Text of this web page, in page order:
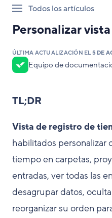
Todos los artículos
Personalizar
ÚLTIMA ACTUALIZACIÓN EL 5 DE
Equipo de
TL;DR
Vista de registro de
habilitados personalizar
tiempo en carpetas,
entradas, ver todas las
desagrupar datos,
reorganizar su orden